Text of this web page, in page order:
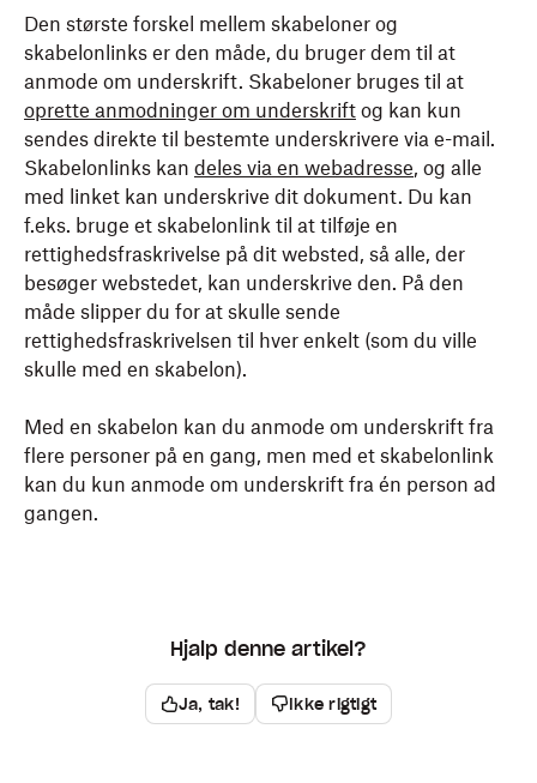
Den største forskel mellem skabeloner og
skabelonlinks er den måde, du bruger dem til at
anmode om underskrift. Skabeloner bruges til at
oprette anmodninger om underskrift og kan kun
sendes direkte til bestemte underskrivere via e-mail.
Skabelonlinks kan deles via en webadresse, og alle
med linket kan underskrive dit dokument. Du kan
f.eks. bruge et skabelonlink til at tilføje en
rettighedsfraskrivelse på dit websted, så alle, der
besøger webstedet, kan underskrive den. På den
måde slipper du for at skulle sende
rettighedsfraskrivelsen til hver enkelt (som du ville
skulle med en skabelon).
Med en skabelon kan du anmode om underskrift fra
flere personer på en gang, men med et skabelonlink
kan du kun anmode om underskrift fra én person ad
gangen.
Hjalp denne artikel?
Ja, tak! Ikke rigtigt